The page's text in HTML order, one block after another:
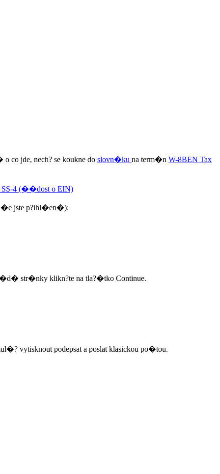
jde, nech? se koukne do slovn�ku na term�n W-8BEN Tax
4 (��dost o EIN)
jste p?ihl�en�):
str�nky klikn?te na tla?�tko Continue.
vytisknout podepsat a poslat klasickou po�tou.